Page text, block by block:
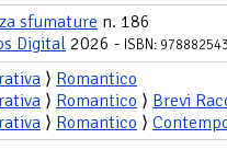
sfumature n. 186
Digital 2026 - ISBN:
⟩ Romantico
⟩ Romantico ⟩ Brevi
⟩ Romantico ⟩